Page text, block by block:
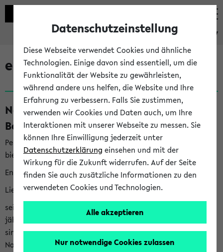
eKVV
eKVV News
Nachhaltigkeitspreis 2026:
Bewerbungsphase gestartet (06.08.26)
Per E-Mail eingestellt von nachhaltigkeitsbuero@uni-
bielefeld.de an den Verteiler 'Alle Studierenden':
English version below
Liebe Studierende,
seit 2023 verleiht das Rektorat der Universität Bielefeld
jährlich den Nachhaltigkeitspreis für Abschlussarbeiten. Sie
sind herzlich eingeladen sich mit Ihrer Abschlussarbeit beim
Nachhaltigkeitsbüro zu bewerben. Bitte nutzen Sie für Ihre
Datenschutzeinstellung
Diese Webseite verwendet Cookies und ähnliche
Technologien. Einige davon sind essentiell, um die
Funktionalität der Website zu gewährleisten,
während andere uns helfen, die Website und Ihre
Erfahrung zu verbessern. Falls Sie zustimmen,
verwenden wir Cookies und Daten auch, um Ihre
Interaktionen mit unserer Webseite zu messen. Sie
können Ihre Einwilligung jederzeit unter
Datenschutzerklärung einsehen und mit der
Wirkung für die Zukunft widerrufen. Auf der Seite
finden Sie auch zusätzliche Informationen zu den
verwendeten Cookies und Technologien.
Alle akzeptieren
Nur notwendige Cookies zulassen